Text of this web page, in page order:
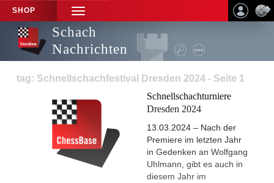
SHOP
TOGGLE
NAVIGATION
Schach
Nachrichten
tag: Schnellschachfestival Dresden 2024 - Seite 1
Schnellschachturniere
Dresden 2024
13.03.2024 – Nach der
Premiere im letzten Jahr
in Gedenken an Wolfgang
Uhlmann, gibt es auch in
diesem Jahr im